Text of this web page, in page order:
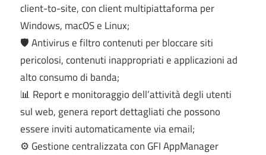
client-to-site, con client multipiattaforma per
Windows, macOS e Linux;
🛡️ Antivirus e filtro contenuti per bloccare siti
pericolosi, contenuti inappropriati e applicazioni ad
alto consumo di banda;
📊 Report e monitoraggio dell’attività degli utenti
sul web, genera report dettagliati che possono
essere inviti automaticamente via email;
⚙️ Gestione centralizzata con GFI AppManager